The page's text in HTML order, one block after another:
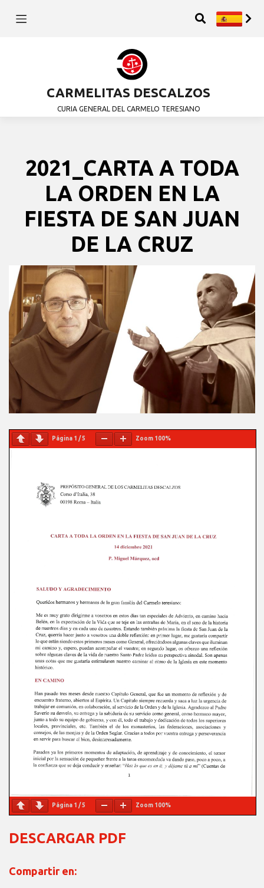
CARMELITAS DESCALZOS
CURIA GENERAL DEL CARMELO TERESIANO
2021_CARTA A TODA
LA ORDEN EN LA
FIESTA DE SAN JUAN
DE LA CRUZ
Página 1 /5 Zoom 100%
Página 1 /5 Zoom 100%
DESCARGAR PDF
Compartir en: